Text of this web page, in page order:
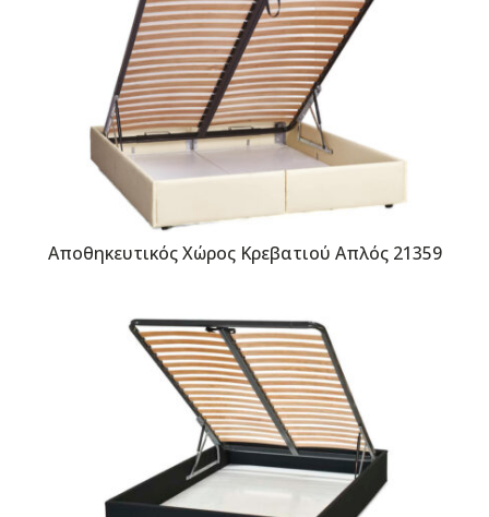
Αποθηκευτικός Χώρος Κρεβατιού Απλός 21359